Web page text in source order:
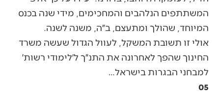
המשתתפים הנלהבים והמחכימים, מידי שנה בכנס
המיוחד, שהולך ומתעצם, ב״ה, משנה לשנה.
אולי זו תשובת המשקל, לעוול הגדול שעשה משרד
החינוך שהפך לאחרונה את התנ״ך ל׳לימודי רשות׳
למבחני הבגרות בישראל…
05